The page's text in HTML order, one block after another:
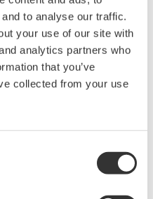
to analyse our traffic.
your use of our site with
analytics partners who
that you’ve
collected from your use
измерение кабеля
и AQ9440C
-90 до +15 дБм
дБм (AQ2200-242)
нм, AQ2200-232);
AQ2200-202 можно